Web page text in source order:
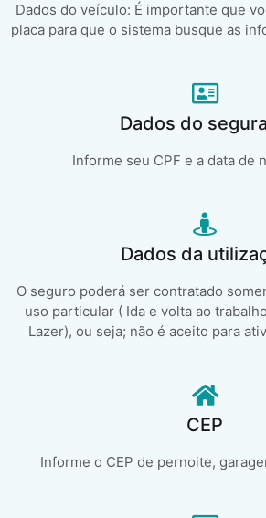
Dados do veículo: É importante que
placa para que o sistema busque as
Dados do
Informe seu CPF e a data de
Dados da
O seguro poderá ser contratado
uso particular ( Ida e volta ao
Lazer), ou seja; não é aceito para
CEP
Informe o CEP de pernoite,